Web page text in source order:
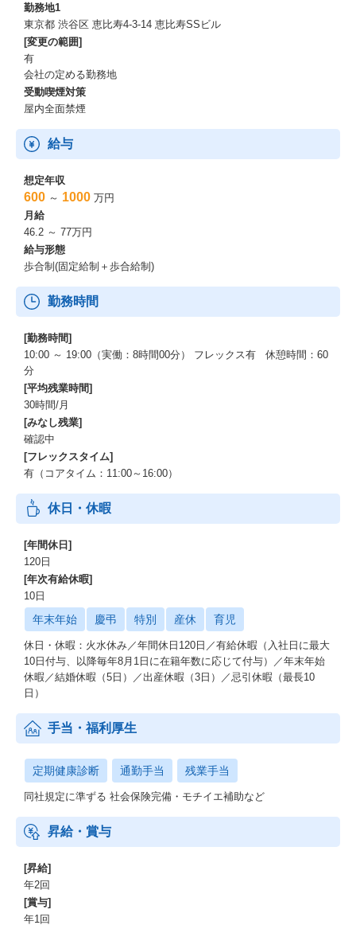
勤務地1
東京都 渋谷区 恵比寿4-3-14 恵比寿SSビル
[変更の範囲]
有
会社の定める勤務地
受動喫煙対策
屋内全面禁煙
給与
想定年収
600 ～ 1000 万円
月給
46.2 ～ 77万円
給与形態
歩合制(固定給制＋歩合給制)
勤務時間
[勤務時間]
10:00 ～ 19:00（実働：8時間00分） フレックス有 休憩時間：60
分
[平均残業時間]
30時間/月
[みなし残業]
確認中
[フレックスタイム]
有（コアタイム：11:00～16:00）
休日・休暇
[年間休日]
120日
[年次有給休暇]
10日
年末年始 慶弔 特別 産休 育児
休日・休暇：火水休み／年間休日120日／有給休暇（入社日に最大
10日付与、以降毎年8月1日に在籍年数に応じて付与）／年末年始
休暇／結婚休暇（5日）／出産休暇（3日）／忌引休暇（最長10
日）
手当・福利厚生
定期健康診断 通勤手当 残業手当
同社規定に準ずる 社会保険完備・モチイエ補助など
昇給・賞与
[昇給]
年2回
[賞与]
年1回